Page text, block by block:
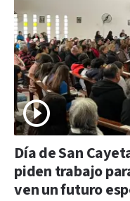
Día de San
piden trabajo
ven un futuro